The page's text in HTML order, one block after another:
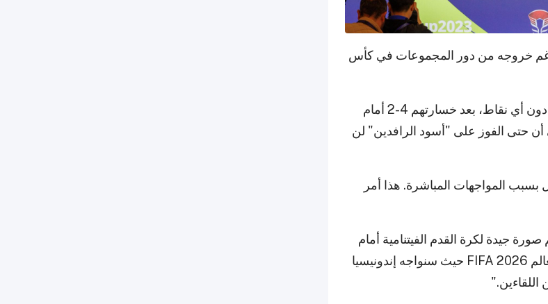
رغم خروجه من دور المجموعات في كأس
يدخل "محاربو النجمة الذهبية" المباراة على ملعب جاسم بن حمد دون أي نقاط، بعد خسارتهم 4-2 أمام
وهو ما يعني أن حتى الفوز على "أسود الرافدين" لن
بسبب المواجهات المباشرة. هذا أمر
صورة جيدة لكرة القدم الفيتنامية أمام
العراق، والثاني هو أن لدينا تحدياً كبيراً قريباً، وهو تصفيات كأس العالم FIFA 2026 حيث سنواجه إندونيسيا
اللقاءين."